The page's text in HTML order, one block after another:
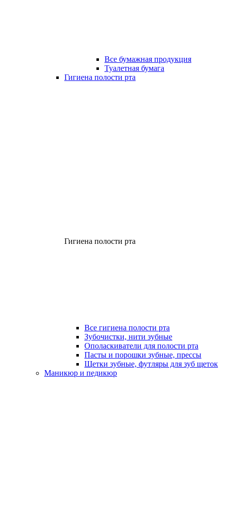
Все бумажная продукция
Туалетная бумага
Гигиена полости рта
Гигиена полости рта
Все гигиена полости рта
Зубочистки, нити зубные
Ополаскиватели для полости рта
Пасты и порошки зубные, прессы
Щетки зубные, футляры для зуб щеток
Маникюр и педикюр